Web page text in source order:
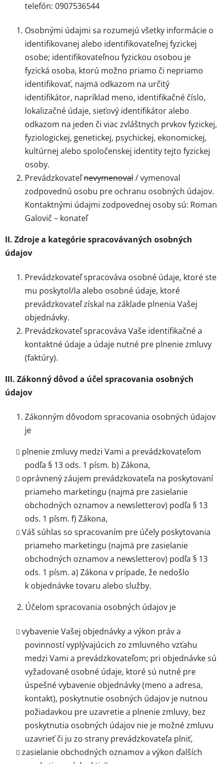
telefón: 0907536544
Osobnými údajmi sa rozumejú všetky informácie o
identifikovanej alebo identifikovateľnej fyzickej
osobe; identifikovateľnou fyzickou osobou je
fyzická osoba, ktorú možno priamo či nepriamo
identifikovať, najmä odkazom na určitý
identifikátor, napríklad meno, identifikačné číslo,
lokalizačné údaje, sieťový identifikátor alebo
odkazom na jeden či viac zvláštnych prvkov fyzickej,
fyziologickej, genetickej, psychickej, ekonomickej,
kultúrnej alebo spoločenskej identity tejto fyzickej
osoby.
Prevádzkovateľnevymenoval/ vymenoval
zodpovednú osobu pre ochranu osobných údajov.
Kontaktnými údajmi zodpovednej osoby sú: Roman
Galovič – konateľ
II. Zdroje a kategórie spracovávaných osobných
údajov
Prevádzkovateľ spracováva osobné údaje, ktoré ste
mu poskytol/la alebo osobné údaje, ktoré
prevádzkovateľ získal na základe plnenia Vašej
objednávky.
Prevádzkovateľ spracováva Vaše identifikačné a
kontaktné údaje a údaje nutné pre plnenie zmluvy
(faktúry).
III. Zákonný dôvod a účel spracovania osobných
údajov
Zákonným dôvodom spracovania osobných údajov
je
plnenie zmluvy medzi Vami a prevádzkovateľom
podľa § 13 ods. 1 písm. b) Zákona,
oprávnený záujem prevádzkovateľa na poskytovaní
priameho marketingu (najmä pre zasielanie
obchodných oznamov a newsletterov) podľa § 13
ods. 1 písm. f) Zákona,
Váš súhlas so spracovaním pre účely poskytovania
priameho marketingu (najmä pre zasielanie
obchodných oznamov a newsletterov) podľa § 13
ods. 1 písm. a) Zákona v prípade, že nedošlo
k objednávke tovaru alebo služby.
2. Účelom spracovania osobných údajov je
vybavenie Vašej objednávky a výkon práv a
povinností vyplývajúcich zo zmluvného vzťahu
medzi Vami a prevádzkovateľom; pri objednávke sú
vyžadované osobné údaje, ktoré sú nutné pre
úspešné vybavenie objednávky (meno a adresa,
kontakt), poskytnutie osobných údajov je nutnou
požiadavkou pre uzavretie a plnenie zmluvy, bez
poskytnutia osobných údajov nie je možné zmluvu
uzavrieť či ju zo strany prevádzkovateľa plniť,
zasielanie obchodných oznamov a výkon ďalších